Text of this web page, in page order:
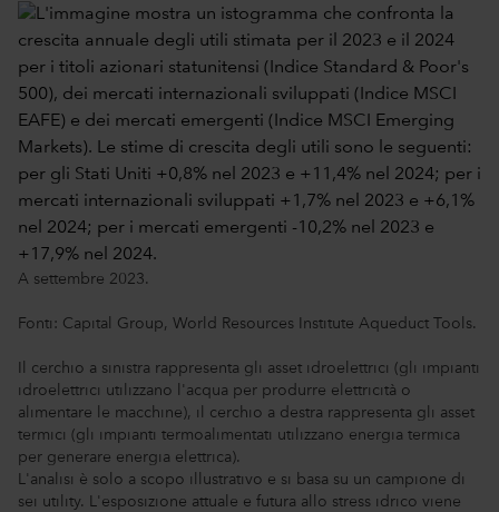
A settembre 2023.
Fonti: Capital Group, World Resources Institute Aqueduct Tools.
Il cerchio a sinistra rappresenta gli asset idroelettrici (gli impianti
idroelettrici utilizzano l'acqua per produrre elettricità o
alimentare le macchine), il cerchio a destra rappresenta gli asset
termici (gli impianti termoalimentati utilizzano energia termica
per generare energia elettrica).
L'analisi è solo a scopo illustrativo e si basa su un campione di
sei utility. L'esposizione attuale e futura allo stress idrico viene